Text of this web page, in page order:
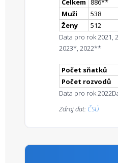
Celkem 886**
Muži
538
Ženy
512
Data pro rok 2021,
2023*, 2022**
Počet sňatků
Počet rozvodů
Data pro rok 2022
Zdroj dat: ČSÚ